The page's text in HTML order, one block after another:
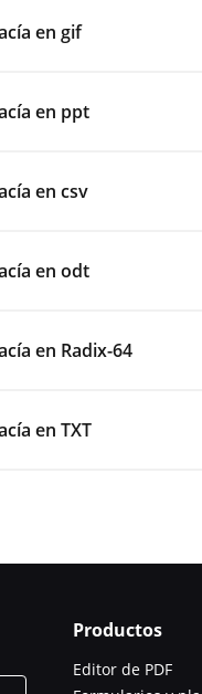
en gif
en ppt
en csv
en odt
en Radix-64
en TXT
Productos
Editor de PDF